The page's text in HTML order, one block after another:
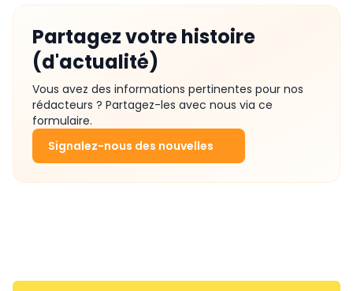
Partagez votre histoire
(d'actualité)
Vous avez des informations pertinentes pour nos
rédacteurs ? Partagez-les avec nous via ce
formulaire.
Signalez-nous des nouvelles